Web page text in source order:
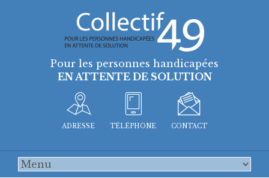
Pour les personnes handicapées
EN ATTENTE DE SOLUTION
ADRESSE TÉLÉPHONE CONTACT